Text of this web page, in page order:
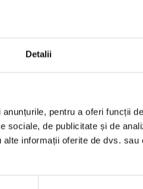
Detalii
pentru a oferi funcții
sociale, de publicitate și de
informații oferite de dvs.